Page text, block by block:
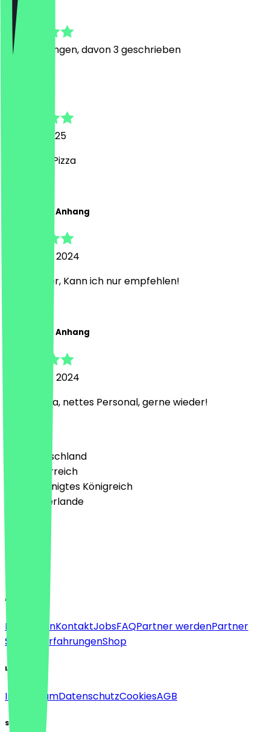
5.0
Bewertungen, davon 3 geschrieben
21. März 2025
sehr gute Pizza
Philipp und Anhang
26. Januar 2024
Sehr lecker, Kann ich nur empfehlen!
Philipp und Anhang
26. Januar 2024
Super Pizza, nettes Personal, gerne wieder!
🇩🇪 Deutschland
🇦🇹 Österreich
🇬🇧 Vereinigtes Königreich
🇳🇱 Niederlande
Deutsch
English
About
Für FirmenKontaktJobsFAQPartner werdenPartner
Support
ErfahrungenShop
Legal
ImpressumDatenschutzCookiesAGB
Social